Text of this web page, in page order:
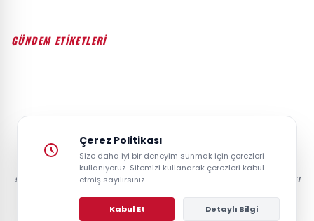
GÜNDEM ETİKETLERİ
© 2026 GAZETESAYFA | TÜRKIYE VE DÜNYANIN GÜNCEL HABER POSTASI
Çerez Politikası
Size daha iyi bir deneyim sunmak için çerezleri
kullanıyoruz. Sitemizi kullanarak çerezleri kabul
etmiş sayılırsınız.
Kabul Et Detaylı Bilgi